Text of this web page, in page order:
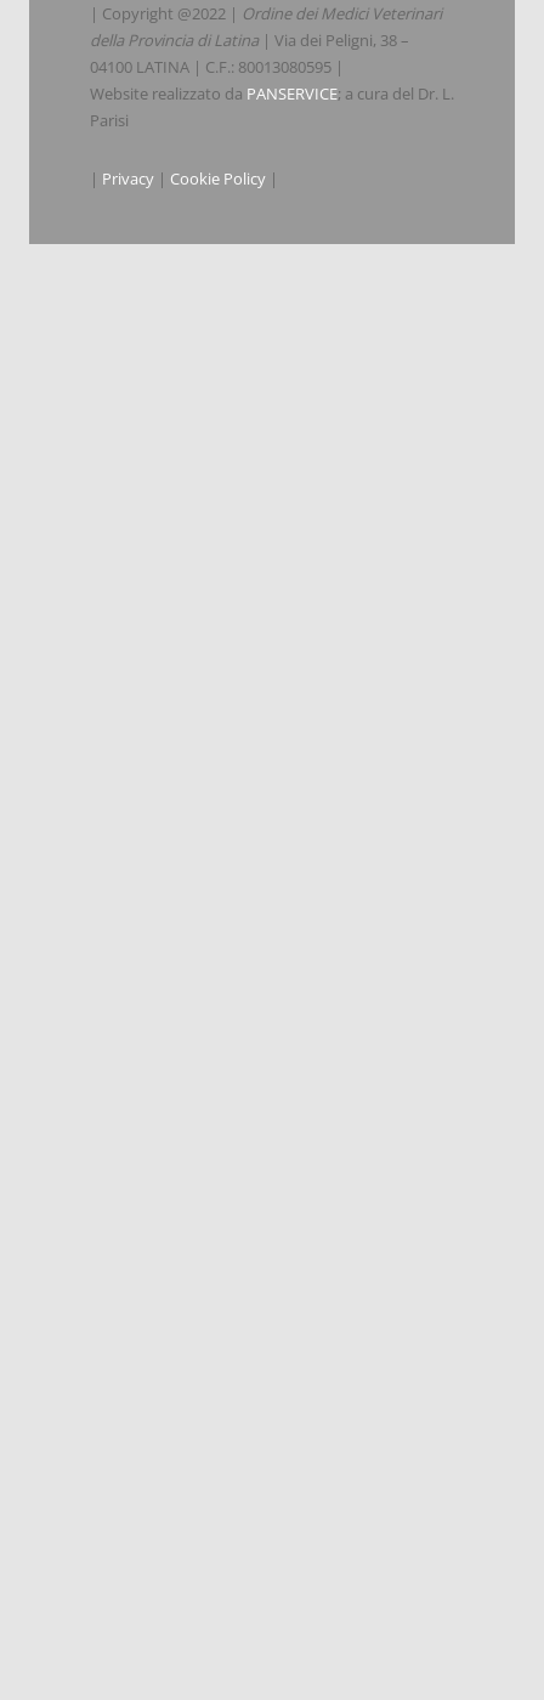
| Copyright @2022 | Ordine dei Medici Veterinari
della Provincia di Latina | Via dei Peligni, 38 –
04100 LATINA | C.F.: 80013080595 |
Website realizzato da PANSERVICE; a cura del Dr. L.
Parisi
| Privacy | Cookie Policy |